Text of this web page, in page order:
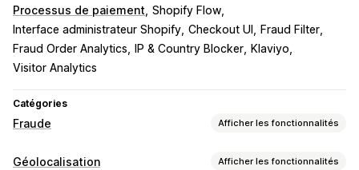
Processus de paiement Shopify Flow
Interface administrateur Shopify Checkout UI
Fraud Filter
Fraud Order Analytics
IP & Country Blocker
Klaviyo
Visitor Analytics
Catégories
Fraude Afficher les fonctionnalités
Types de fraudes
Géolocalisation Afficher les fonctionnalités